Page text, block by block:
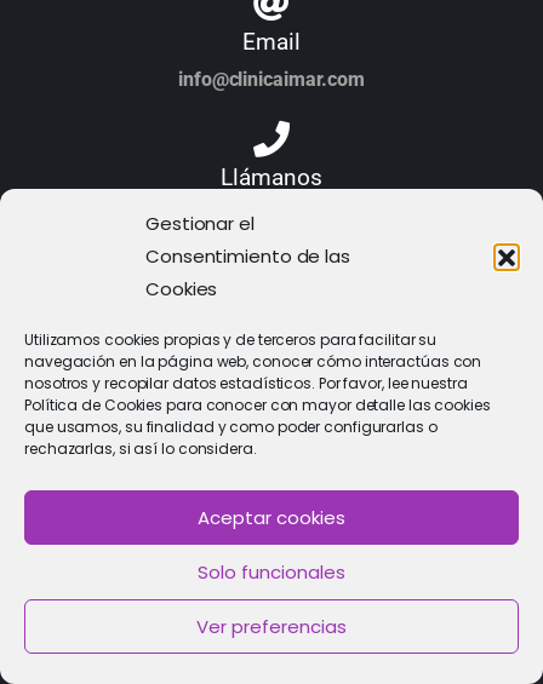
Gestionar el
Consentimiento de las
Cookies
Utilizamos cookies propias y de terceros para facilitar su
navegación en la página web, conocer cómo interactúas con
nosotros y recopilar datos estadísticos. Por favor, lee nuestra
Política de Cookies para conocer con mayor detalle las cookies
que usamos, su finalidad y como poder configurarlas o
rechazarlas, si así lo considera.
Aceptar cookies
Solo funcionales
Ver preferencias
Email
info@clinicaimar.com
Llámanos
968 21 23 70
PIDE CITA
Solicitar cita con un especialista